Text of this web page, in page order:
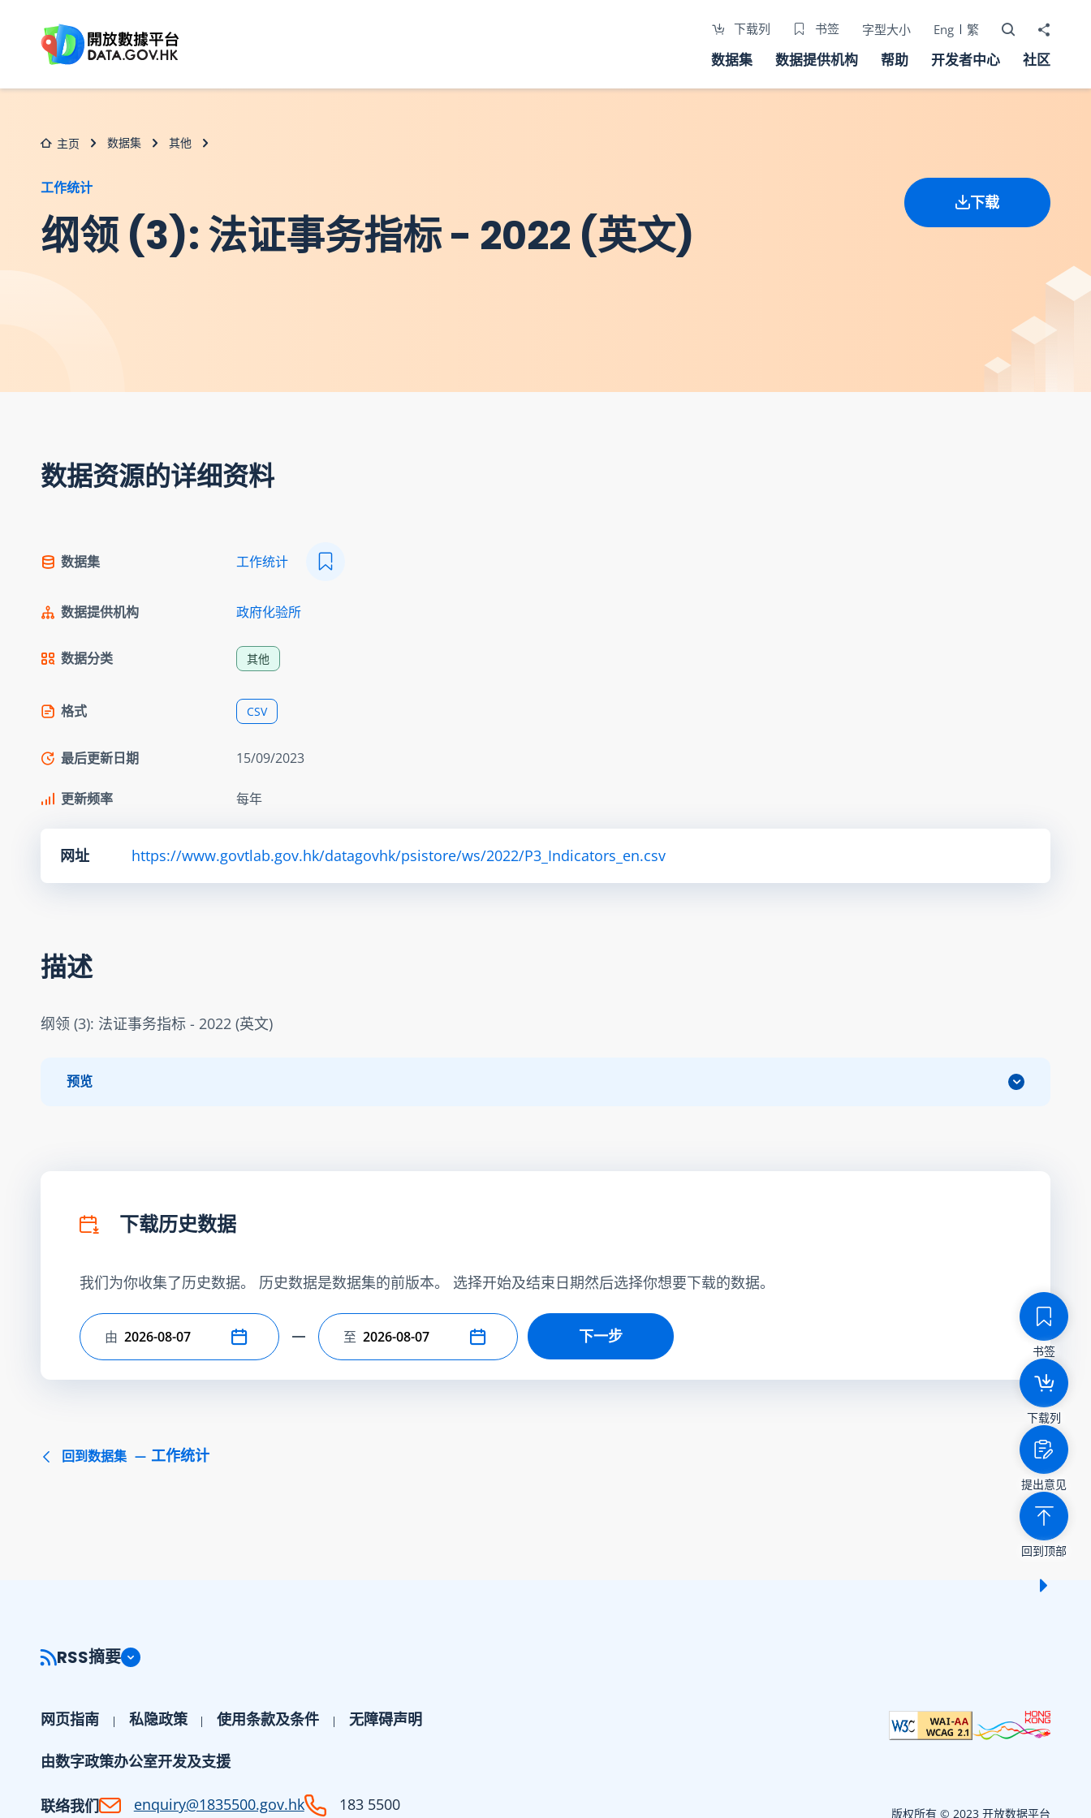
下载列 书签 字型大小 Eng 繁 打开搜寻器
分享至
数据集 数据提供机构 帮助 开发者中心 社区
主页 数据集 其他
工作统计
纲领 (3): 法证事务指标 - 2022 (英文)
下载
数据资源的详细资料
数据集 工作统计
数据提供机构 政府化验所
数据分类 其他
格式 CSV
最后更新日期 15/09/2023
更新频率 每年
网址 https://www.govtlab.gov.hk/datagovhk/psistore/ws/2022/P3_Indicators_en.csv
描述
纲领 (3): 法证事务指标 - 2022 (英文)
预览
下载历史数据
我们为你收集了历史数据。 历史数据是数据集的前版本。 选择开始及结束日期然后选择你想要下载的数据。
选择开始日期
由 选择结束日期
至 下一步
回到数据集 工作统计
书签
下载列
提出意见
回到顶部
RSS摘要
网页指南 私隐政策 使用条款及条件 无障碍声明
由数字政策办公室开发及支援
联络我们 enquiry@1835500.gov.hk 183 5500 版权所有 © 2023 开放数据平台